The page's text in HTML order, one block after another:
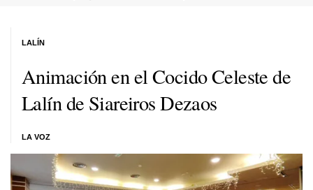
Animación en el Cocido Celeste de
Lalín de Siareiros Dezaos
LA VOZ
LALÍN